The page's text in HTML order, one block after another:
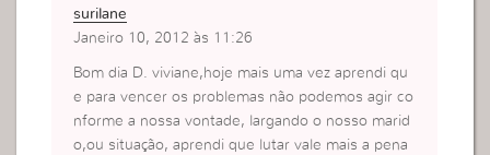
surilane
Janeiro 10, 2012 às 11:26
Bom dia D. viviane,hoje mais uma vez aprendi qu
e para vencer os problemas não podemos agir co
nforme a nossa vontade, largando o nosso marid
o,ou situação, aprendi que lutar vale mais a pena